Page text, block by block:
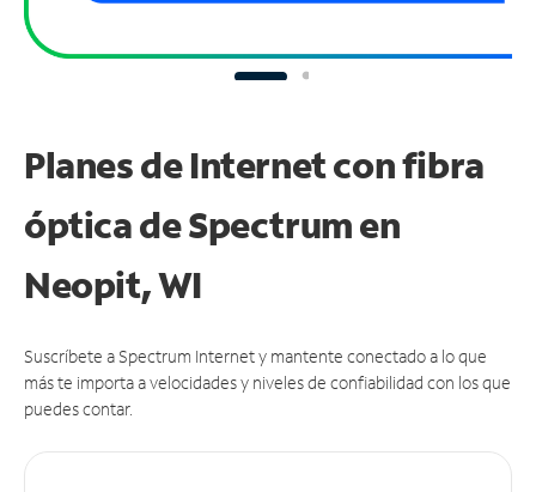
Planes de Internet con fibra
óptica de Spectrum en
Neopit, WI
Suscríbete a Spectrum Internet y mantente conectado a lo que
más te importa a velocidades y niveles de confiabilidad con los que
puedes contar.